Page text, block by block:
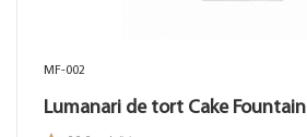
MF-002
Lumanari de tort Cake Fountain